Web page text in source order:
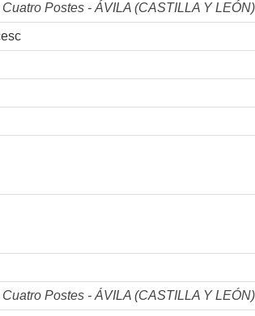
Postes - ÁVILA (CASTILLA Y LEÓN)
Postes - ÁVILA (CASTILLA Y LEÓN)